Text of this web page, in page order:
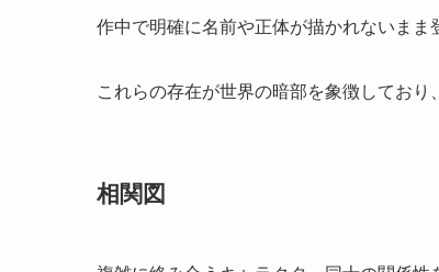
作中で明確に名前や正体が描かれないまま
これらの存在が世界の暗部を象徴しており
相関図